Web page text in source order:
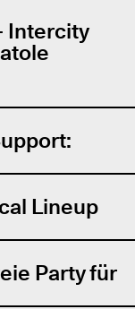
Intercity
Lineup
Party für